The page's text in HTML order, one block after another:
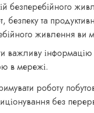
безперебійного
безпеку та
живлення ви
важливу
в мережі.
роботу
без